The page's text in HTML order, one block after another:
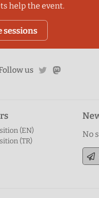
help the event.
sessions
us twitter
(EN)
(TR)
No